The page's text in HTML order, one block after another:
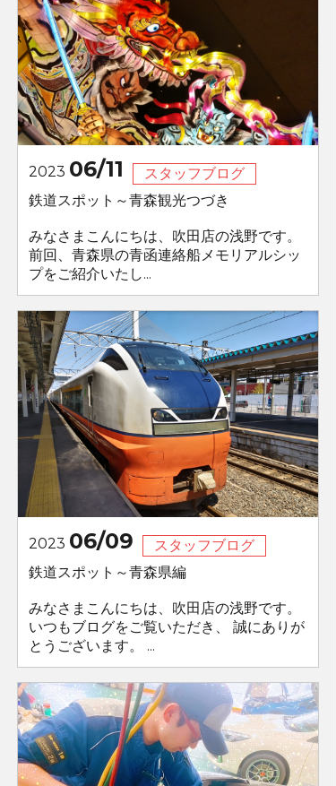
2023 06/11
スタッフブログ
鉄道スポット～青森観光つづき
みなさまこんにちは、吹田店の浅野です。
前回、青森県の青函連絡船メモリアルシッ
プをご紹介いたし...
2023 06/09
スタッフブログ
鉄道スポット～青森県編
みなさまこんにちは、吹田店の浅野です。
いつもブログをご覧いただき、 誠にありが
とうございます。 ...